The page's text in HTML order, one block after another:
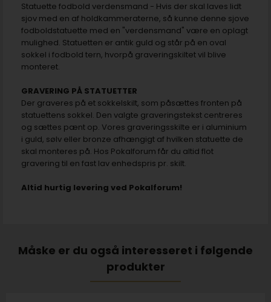
Statuette fodbold verdensmand - Hvis der skal laves lidt
sjov med en af holdkammeraterne, så kunne denne sjove
fodboldstatuette med en "verdensmand" være en oplagt
mulighed. Statuetten er antik guld og står på en oval
sokkel i fodbold tern, hvorpå graveringskiltet vil blive
monteret.
GRAVERING PÅ STATUETTER
Der graveres på et sokkelskilt, som påsættes fronten på
statuettens sokkel. Den valgte graveringstekst centreres
og sættes pænt op. Vores graveringsskilte er i aluminium
i guld, sølv eller bronze afhængigt af hvilken statuette de
skal monteres på. Hos Pokalforum får du altid flot
gravering til en fast lav enhedspris pr. skilt.
Altid hurtig levering ved Pokalforum!
Måske er du også interesseret i følgende
produkter